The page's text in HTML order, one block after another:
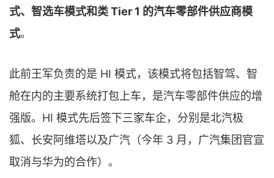
式、智选车模式和类 Tier 1 的汽车零部件供应商模
式。
此前王军负责的是 HI 模式，该模式将包括智驾、智
舱在内的主要系统打包上车，是汽车零部件供应的增
强版。HI 模式先后签下三家车企，分别是北汽极
狐、长安阿维塔以及广汽（今年 3 月，广汽集团官宣
取消与华为的合作）。